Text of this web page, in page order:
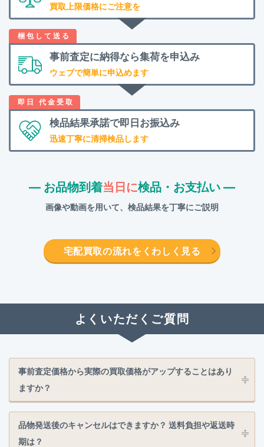
買取上限価格にご注意を
事前査定に納得なら集荷を申込み
ウェブで簡単に申込めます
検品結果承諾で即日お振込み
迅速丁寧に清掃検品します
― お品物到着当日に検品・お支払い ―
画像や動画を用いて、検品結果を丁寧にご説明
宅配買取の流れをくわしく見る
よくいただくご質問
事前査定価格から実際の買取価格がアップすることはあり
ますか？
品物発送後のキャンセルはできますか？ 送料負担や返送時
期は？